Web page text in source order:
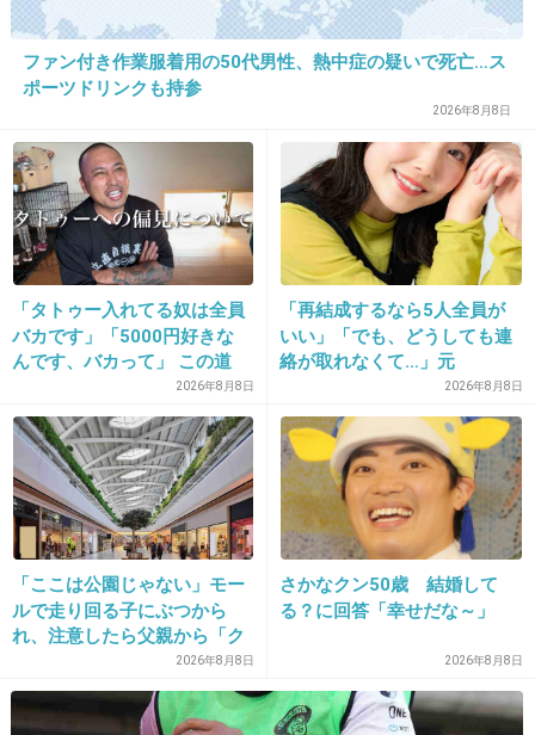
酷いと前評判を聞いてから見たが想像以上に酷
かったｗ
-1
26. 匿名2012/12/02(日) 22:57:55
私も貞子3Dかな？最近では！!
リングの時の怖さが全然なくなってた！
ホラーて言うか、SFか？
貞子がエイリアンになってたし！
+18 -2
27. 匿名2012/12/02(日) 23:05:17
踊るシリーズ
映画館でお金払ってみるものじゃない
-55
ファン付き作業服着用の50代男性、熱中症の疑いで死亡…ス
ポーツドリンクも持参
2026年8月8日
「タトゥー入れてる奴は全員
バカです」「5000円好きな
んです、バカって」 この道
23年の彫り師YouTuberの動
画が話題
2026年8月8日
「再結成するなら5人全員が
いい」「でも、どうしても連
絡が取れなくて…」元
ZONE・MIZUHO（38）が明
かす「19年ぶりに芸能界復
帰」した本当の理由
2026年8月8日
「ここは公園じゃない」モー
ルで走り回る子にぶつから
れ、注意したら父親から「ク
ソババア」の暴言。「子ども
だから多めに見ろ」を強要し
てくる人物とは
2026年8月8日
さかなクン50歳 結婚して
る？に回答「幸せだな～」
2026年8月8日